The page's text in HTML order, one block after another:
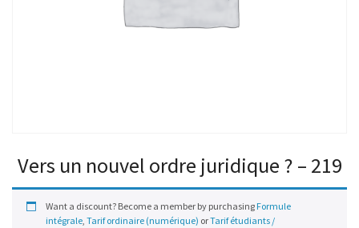
Vers un nouvel ordre juridique ? – 219
Want a discount? Become a member by purchasing Formule
intégrale, Tarif ordinaire (numérique) orTarif étudiants /